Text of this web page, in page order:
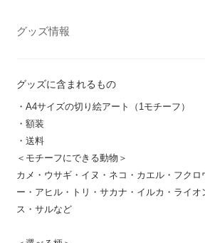
グッズ情報
グッズに含まれるもの
・A4サイズの切り絵アート（1モチーフ）
・額装
・送料
＜モチーフにできる動物＞
カメ・ウサギ・イヌ・ネコ・カエル・フク
ー・アヒル・トリ・サカナ・イルカ・ライオ
ス・サルなど